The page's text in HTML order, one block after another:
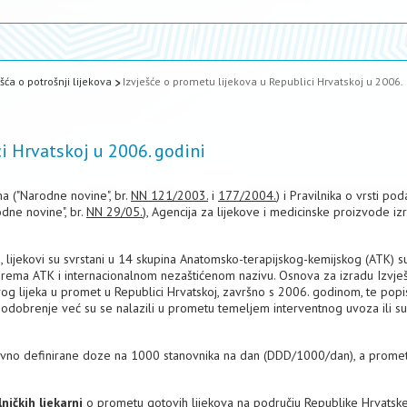
o potrošnji lijekova Izvješće o prometu lijekova u Republici Hrvatskoj u 2006.
Hrvatskoj u 2006. godini
("Narodne novine", br. NN 121/2003. i 177/2004.) i Pravilnika o vrsti
novine", br. NN 29/05.), Agencija za lijekove i medicinske proizvode
su svrstani u 14 skupina Anatomsko-terapijskog-kemijskog (ATK)
ATK i internacionalnom nezaštićenom nazivu. Osnova za izradu
lijeka u promet u Republici Hrvatskoj, završno s 2006. godinom, te
već su se nalazili u prometu temeljem interventnog uvoza ili
definirane doze na 1000 stanovnika na dan (DDD/1000/dan), a
ljekarni o prometu gotovih lijekova na području Republike